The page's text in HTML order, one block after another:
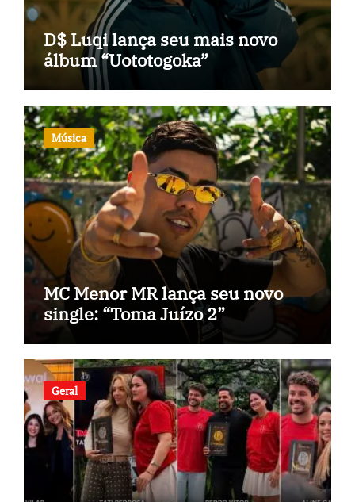
D$ Luqi lança seu mais novo
álbum “Uototogoka”
Música
MC Menor MR lança seu novo
single: “Toma Juízo 2”
Geral